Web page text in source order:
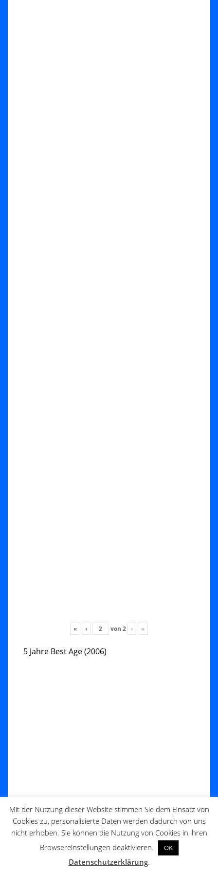
« ‹ von 2 › »
5 Jahre Best Age (2006)
Mit der Nutzung dieser Website stimmen Sie dem Einsatz von
Cookies zu, personalisierte Daten werden dadurch von uns
nicht erhoben. Sie können die Nutzung von Cookies in ihren
Browsereinstellungen deaktivieren.
OK
Datenschutzerklärung.